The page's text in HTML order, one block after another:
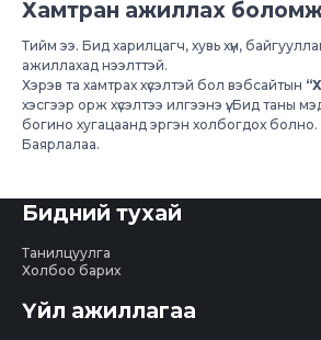
Хамтран ажиллах
Тийм ээ. Бид харилцагч, хувь хүн,
ажиллахад нээлттэй.
Хэрэв та хамтрах хүсэлтэй бол вэбсайтын
хэсгээр орж хүсэлтээ илгээнэ үү. Бид таны
богино хугацаанд эргэн холбогдох болно.
Баярлалаа.
Бидний тухай
Танилцуулга
Холбоо барих
Үйл ажиллагаа